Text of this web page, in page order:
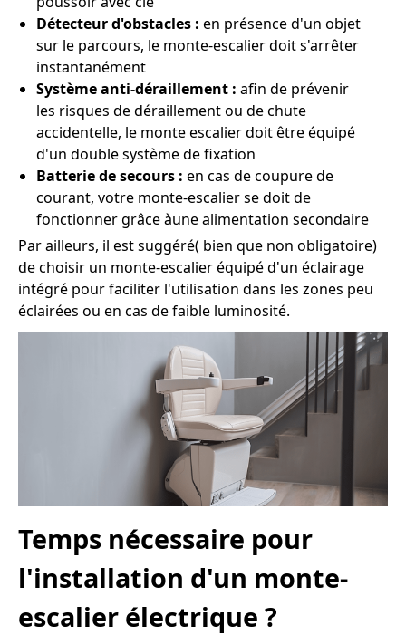
Détecteur d'obstacles : en présence d'un objet
sur le parcours, le monte-escalier doit s'arrêter
instantanément
Système anti-déraillement : afin de prévenir
les risques de déraillement ou de chute
accidentelle, le monte escalier doit être équipé
d'un double système de fixation
Batterie de secours : en cas de coupure de
courant, votre monte-escalier se doit de
fonctionner grâce àune alimentation secondaire
Par ailleurs, il est suggéré( bien que non obligatoire)
de choisir un monte-escalier équipé d'un éclairage
intégré pour faciliter l'utilisation dans les zones peu
éclairées ou en cas de faible luminosité.
Temps nécessaire pour
l'installation d'un monte-
escalier électrique ?